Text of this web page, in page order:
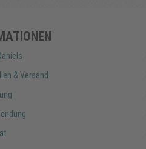
& Versand